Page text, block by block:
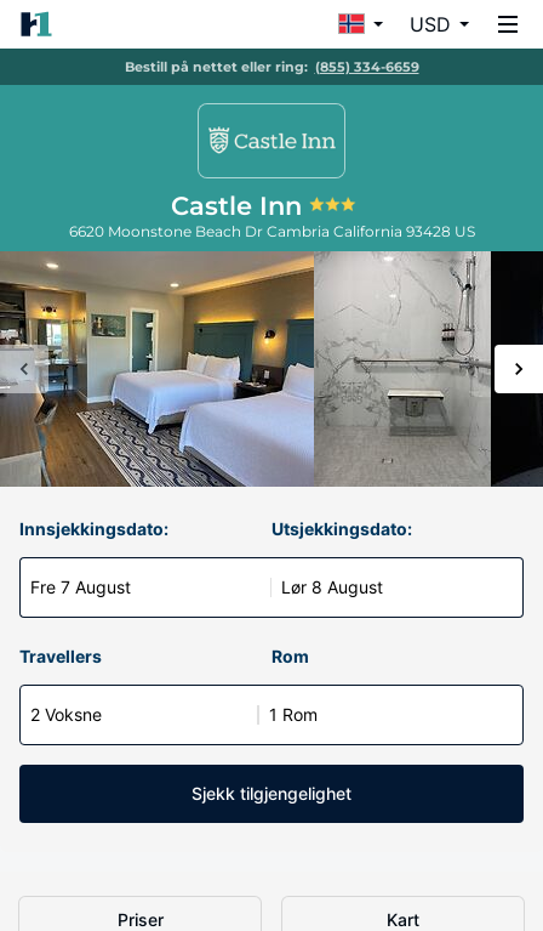
USD
Bestill på nettet eller ring: (855) 334-6659
Castle Inn
6620 Moonstone Beach Dr Cambria California 93428 US
Innsjekkingsdato:
Fre 7 August
Utsjekkingsdato:
Lør 8 August
Travellers Rom
2 Voksne 1 Rom
Sjekk tilgjengelighet
Priser Kart